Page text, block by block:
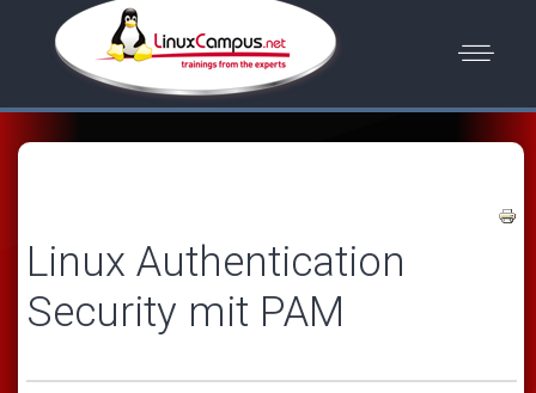
Linux Authentication
Security mit PAM